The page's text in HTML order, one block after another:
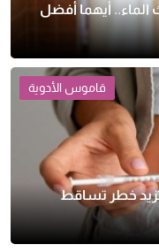
الماء.. أيهما أفضل
قاموس الأدوية
خطر تساقط